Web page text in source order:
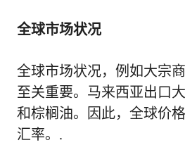
全球市场状况
全球市场状况，例如大宗
至关重要。马来西亚出口
和棕榈油。因此，全球价
汇率。.